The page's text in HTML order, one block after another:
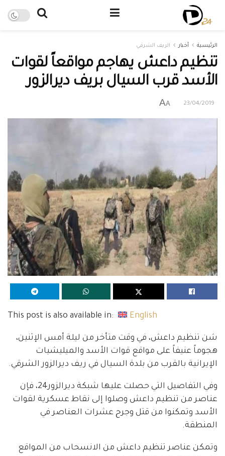
الرئيسية أخبار الريف الشرقي
تنظيم داعش يهاجم مواقعاً لقوات
الأسد قرب السيال بريف ديرالزور
23/04/2019
A
A
This post is also available in: English
شن تنظيم داعش، في وقت متأخر من ليلة أمس الإثنين،
هجوماً عنيفاً على مواقع قوات الأسد والميليشيات
الإيرانية بالقرب من بلدة السيال في ريف ديرالزور الشرقي.
وفي التفاصيل التي حصلت عليها شبكة ديرالزور24، فإن
عناصر من تنظيم داعش وصلوا إلى نقاط عسكرية لقوات
الأسد وتمكنوا من قتل وجرح عشرات العناصر في
المنطقة.
وتمكن عناصر تنظيم داعش من الانسحاب من المواقع